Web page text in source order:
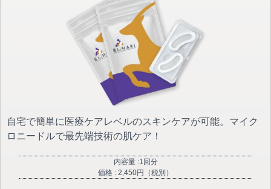
自宅で簡単に医療ケアレベルのスキンケアが可能。マイク
ロニードルで最先端技術の肌ケア！
内容量 :1回分
価格 : 2,450円（税別）